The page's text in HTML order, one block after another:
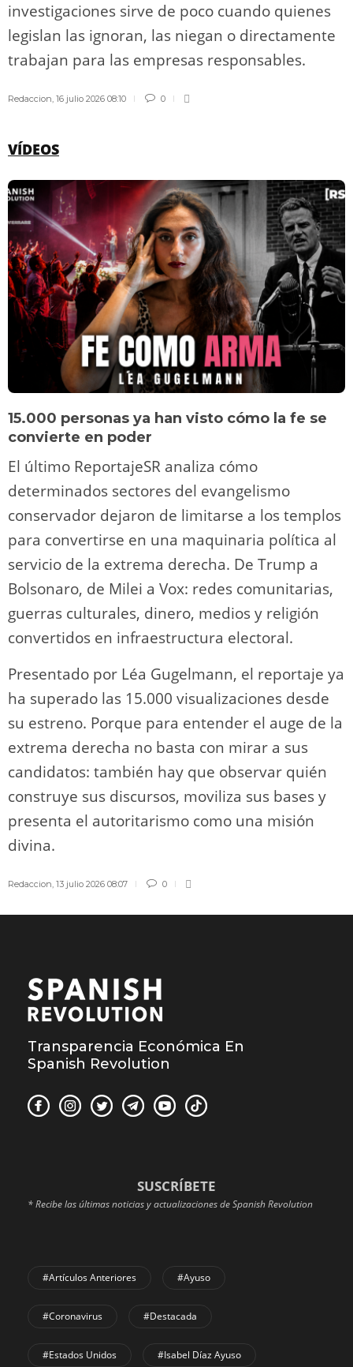
investigaciones sirve de poco cuando quienes
legislan las ignoran, las niegan o directamente
trabajan para las empresas responsables.
Redaccion, 16 julio 2026 08:10 0
VÍDEOS
15.000 personas ya han visto cómo la fe se
convierte en poder
El último ReportajeSR analiza cómo
determinados sectores del evangelismo
conservador dejaron de limitarse a los templos
para convertirse en una maquinaria política al
servicio de la extrema derecha. De Trump a
Bolsonaro, de Milei a Vox: redes comunitarias,
guerras culturales, dinero, medios y religión
convertidos en infraestructura electoral.
Presentado por Léa Gugelmann, el reportaje ya
ha superado las 15.000 visualizaciones desde
su estreno. Porque para entender el auge de la
extrema derecha no basta con mirar a sus
candidatos: también hay que observar quién
construye sus discursos, moviliza sus bases y
presenta el autoritarismo como una misión
divina.
Redaccion, 13 julio 2026 08:07 0
Transparencia Económica En
Spanish Revolution
SUSCRÍBETE
* Recibe las últimas noticias y actualizaciones de Spanish Revolution
#Artículos Anteriores #Ayuso
#coronavirus #Destacada
#Estados Unidos #Isabel Díaz Ayuso